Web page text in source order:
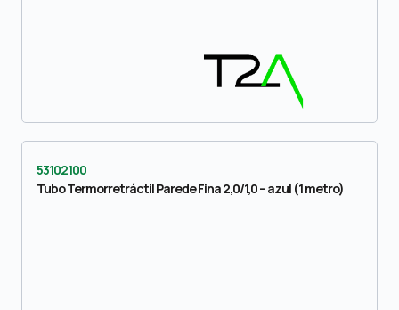
53102100
Tubo Termorretráctil Parede Fina 2,0/1,0 – azul (1 metro)